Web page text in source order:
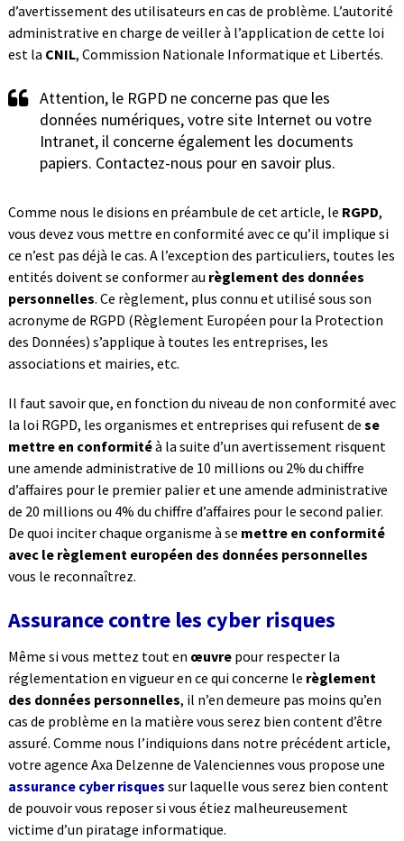
d’avertissement des utilisateurs en cas de problème. L’autorité
administrative en charge de veiller à l’application de cette loi
est la CNIL, Commission Nationale Informatique et Libertés.
Attention, le RGPD ne concerne pas que les
données numériques, votre site Internet ou votre
Intranet, il concerne également les documents
papiers. Contactez-nous pour en savoir plus.
Comme nous le disions en préambule de cet article, le RGPD,
vous devez vous mettre en conformité avec ce qu’il implique si
ce n’est pas déjà le cas. A l’exception des particuliers, toutes les
entités doivent se conformer au règlement des données
personnelles. Ce règlement, plus connu et utilisé sous son
acronyme de RGPD (Règlement Européen pour la Protection
des Données) s’applique à toutes les entreprises, les
associations et mairies, etc.
Il faut savoir que, en fonction du niveau de non conformité avec
la loi RGPD, les organismes et entreprises qui refusent de se
mettre en conformitéà la suite d’un avertissement risquent
une amende administrative de 10 millions ou 2% du chiffre
d’affaires pour le premier palier et une amende administrative
de 20 millions ou 4% du chiffre d’affaires pour le second palier.
De quoi inciter chaque organisme à se mettre en conformité
avec le règlement européen des données personnelles
vous le reconnaîtrez.
Assurance contre les cyber risques
Même si vous mettez tout en œuvrepour respecter la
réglementation en vigueur en ce qui concerne le règlement
des données personnelles, il n’en demeure pas moins qu’en
cas de problème en la matière vous serez bien content d’être
assuré. Comme nous l’indiquions dans notre précédent article,
votre agence Axa Delzenne de Valenciennes vous propose une
assurance cyber risques sur laquelle vous serez bien content
de pouvoir vous reposer si vous étiez malheureusement
victime d’un piratage informatique.